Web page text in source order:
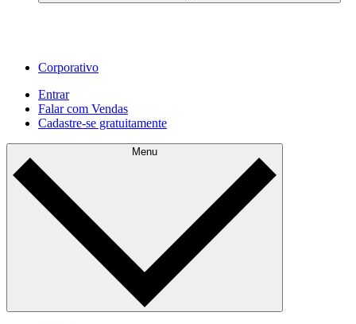
Corporativo
Entrar
Falar com Vendas
Cadastre‐se gratuitamente
Menu